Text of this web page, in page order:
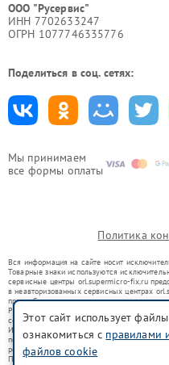
Мы принимаем
все формы оплаты
ООО "Русервис"
ИНН 7702633247
ОГРН 1077746335776
Поделиться в соц. сетях:
Политика
Вся информация на сайте носит
Товарные знаки используются
сервисные центры orl.supermicro-fix.ru
в неавторизованных сервисных центрах
правообладателями товарных знаков или
Ремонт осуществляется для устройств, уже
со статьей 1487 ГК РФ.
Использование товарных знаков не
потребителей в заблуждение, а служит для
ремонту техники указанных брендов.
Представленная на сайте информация не
Этот сайт использует
ознакомиться с правилами
файлов cookie